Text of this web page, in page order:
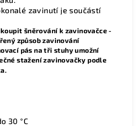
zavinutí je součástí
šněrování k zavinovačce -
způsob zavinování
pás na tři stuhy umožní
stažení zavinovačky podle
30 °C